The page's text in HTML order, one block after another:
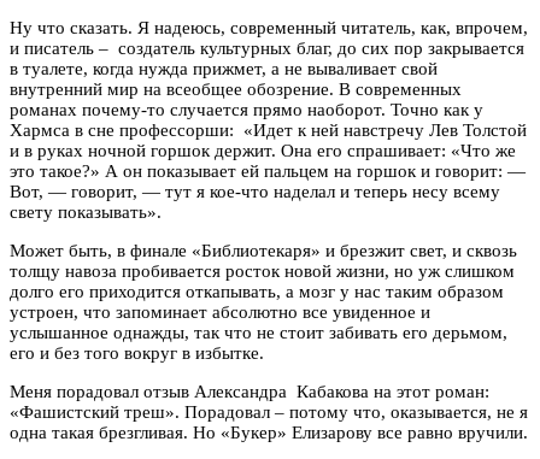
Ну что сказать. Я надеюсь, современный читатель, как, впрочем,
и писатель – создатель культурных благ, до сих пор закрывается
в туалете, когда нужда прижмет, а не вываливает свой
внутренний мир на всеобщее обозрение. В современных
романах почему-то случается прямо наоборот. Точно как у
Хармса в сне профессорши: «Идет к ней навстречу Лев Толстой
и в руках ночной горшок держит. Она его спрашивает: «Что же
это такое?» А он показывает ей пальцем на горшок и говорит: —
Вот, — говорит, — тут я кое-что наделал и теперь несу всему
свету показывать».
Может быть, в финале «Библиотекаря» и брезжит свет, и сквозь
толщу навоза пробивается росток новой жизни, но уж слишком
долго его приходится откапывать, а мозг у нас таким образом
устроен, что запоминает абсолютно все увиденное и
услышанное однажды, так что не стоит забивать его дерьмом,
его и без того вокруг в избытке.
Меня порадовал отзыв Александра Кабакова на этот роман:
«Фашистский треш». Порадовал – потому что, оказывается, не я
одна такая брезгливая. Но «Букер» Елизарову все равно вручили.